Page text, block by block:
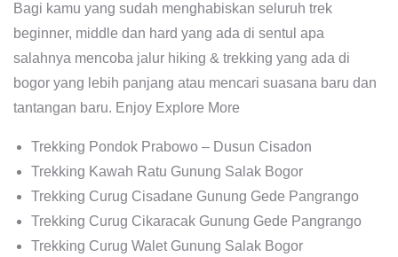
Bagi kamu yang sudah menghabiskan seluruh trek
beginner, middle dan hard yang ada di sentul apa
salahnya mencoba jalur hiking & trekking yang ada di
bogor yang lebih panjang atau mencari suasana baru dan
tantangan baru. Enjoy Explore More
Trekking Pondok Prabowo – Dusun Cisadon
Trekking Kawah Ratu Gunung Salak Bogor
Trekking Curug Cisadane Gunung Gede Pangrango
Trekking Curug Cikaracak Gunung Gede Pangrango
Trekking Curug Walet Gunung Salak Bogor